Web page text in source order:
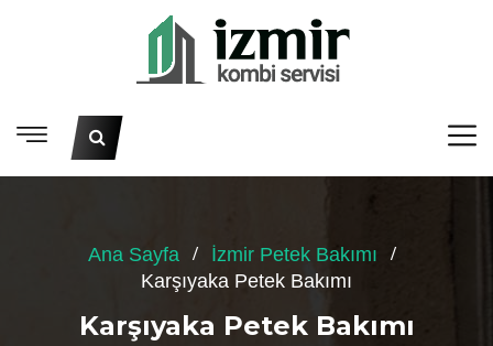
Ana Sayfa
İzmir Petek Bakımı
Karşıyaka Petek Bakımı
Karşıyaka Petek Bakımı